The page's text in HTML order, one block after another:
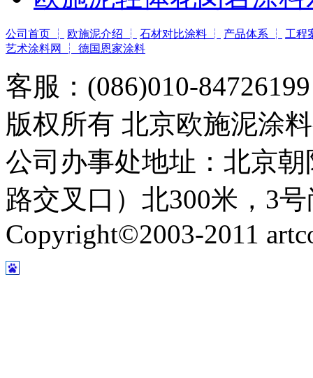
公司首页 ┆ 欧施泥介绍 ┆ 石材对比涂料 ┆ 产品体系 ┆
工
艺术涂料网 ┆ 德国恩家涂料
客服：(086)010-
版权所有 北京欧施泥涂
公司办事处地址：北京
路交叉口）北300米，3
Copyright©2003-2011